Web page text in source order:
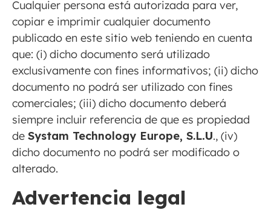
Cualquier persona está autorizada para ver,
copiar e imprimir cualquier documento
publicado en este sitio web teniendo en cuenta
que: (i) dicho documento será utilizado
exclusivamente con fines informativos; (ii) dicho
documento no podrá ser utilizado con fines
comerciales; (iii) dicho documento deberá
siempre incluir referencia de que es propiedad
de Systam Technology Europe, S.L.U., (iv)
dicho documento no podrá ser modificado o
alterado.
Advertencia legal